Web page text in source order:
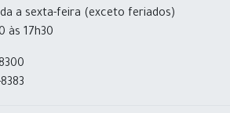
a sexta-feira (exceto feriados)
às 17h30